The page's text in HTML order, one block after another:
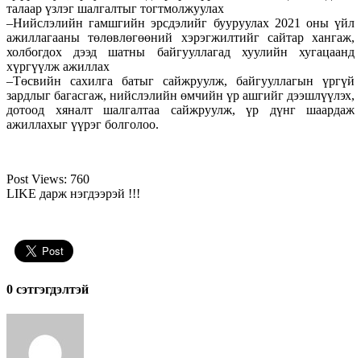
талаар үзлэг шалгалтыг тогтмолжуулах
–Нийслэлийн гамшгийн эрсдэлийг бууруулах 2021 оны үйл
ажиллагааны төлөвлөгөөний хэрэгжилтийг сайтар хангаж,
холбогдох дээд шатны байгууллагад хуулийн хугацаанд
хүргүүлж ажиллах
–Төсвийн сахилга батыг сайжруулж, байгууллагын үргүй
зардлыг багасгаж, нийслэлийн өмчийн үр ашгийг дээшлүүлэх,
дотоод хяналт шалгалтаа сайжруулж, үр дүнг шаардаж
ажиллахыг үүрэг болголоо.
Post Views: 760
LIKE дарж нэгдээрэй !!!
0 cэтгэгдэлтэй